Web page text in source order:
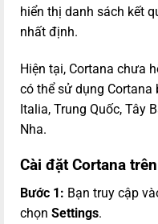
hiển thị danh sách kết
nhất định.
Hiện tại, Cortana chưa
có thể sử dụng Cortana
Italia, Trung Quốc, Tây
Nha.
Cài đặt Cortana
Bước 1: Bạn truy cập
chọn Settings.